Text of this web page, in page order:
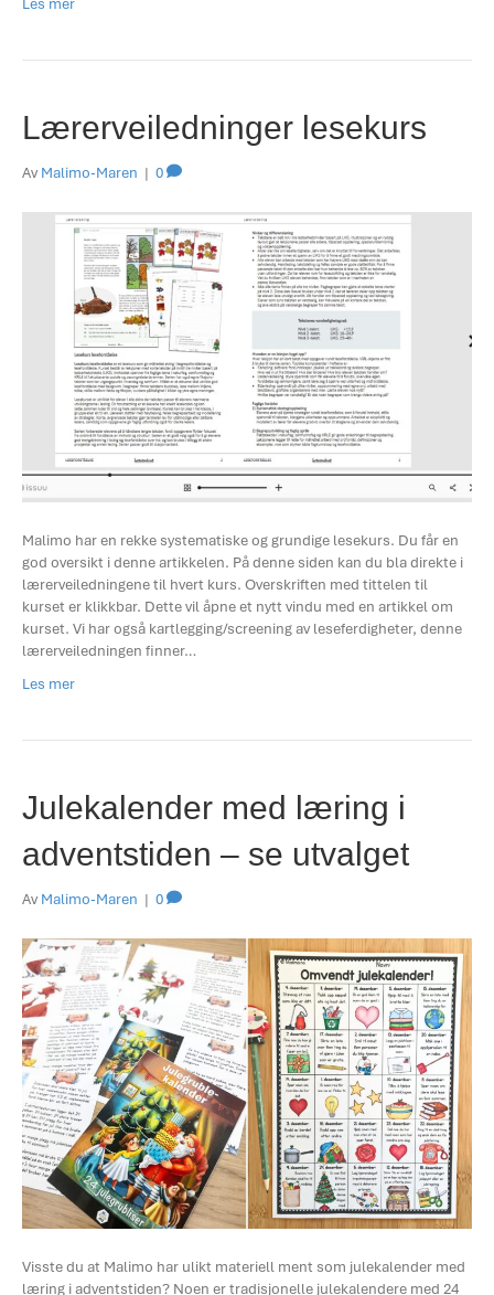
Les mer
Lærerveiledninger lesekurs
Av Malimo-Maren | 0
Malimo har en rekke systematiske og grundige lesekurs. Du får en
god oversikt i denne artikkelen. På denne siden kan du bla direkte i
lærerveiledningene til hvert kurs. Overskriften med tittelen til
kurset er klikkbar. Dette vil åpne et nytt vindu med en artikkel om
kurset. Vi har også kartlegging/screening av leseferdigheter, denne
lærerveiledningen finner…
Les mer
Julekalender med læring i
adventstiden – se utvalget
Av Malimo-Maren | 0
Visste du at Malimo har ulikt materiell ment som julekalender med
læring i adventstiden? Noen er tradisjonelle julekalendere med 24